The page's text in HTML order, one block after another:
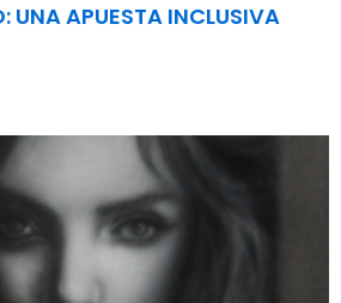
UNA APUESTA INCLUSIVA